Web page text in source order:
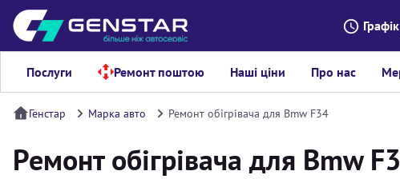
Послуги Ремонт поштою Наші ціни Про нас
Генстар Марка авто Ремонт обігрівача для Bmw F34
Ремонт обігрівача для Bmw